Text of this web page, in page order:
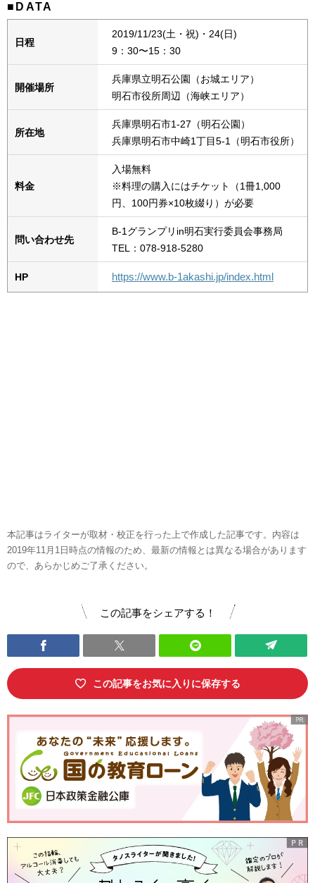
■DATA
日程
2019/11/23(土・祝)・24(日)
9：30〜15：30
開催場所
兵庫県立明石公園（お城エリア）
明石市役所周辺（海峡エリア）
所在地
兵庫県明石市1-27（明石公園）
兵庫県明石市中崎1丁目5-1（明石市役所）
料金
入場無料
※料理の購入にはチケット（1冊1,000
円、100円券×10枚綴り）が必要
問い合わせ先
B-1グランプリin明石実行委員会事務局
TEL：078-918-5280
HP https://www.b-1akashi.jp/index.html
本記事はライターが取材・校正を行った上で作成した記事です。内容は
2019年11月1日時点の情報のため、最新の情報とは異なる場合があります
ので、あらかじめご了承ください。
この記事をシェアする！
この記事をお気に入りに保存する